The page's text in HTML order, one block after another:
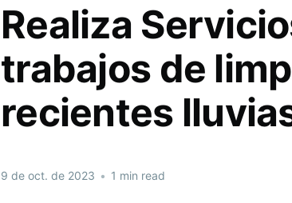
Realiza
trabajos de
recientes
9 de oct. de 2023 • 1 min read